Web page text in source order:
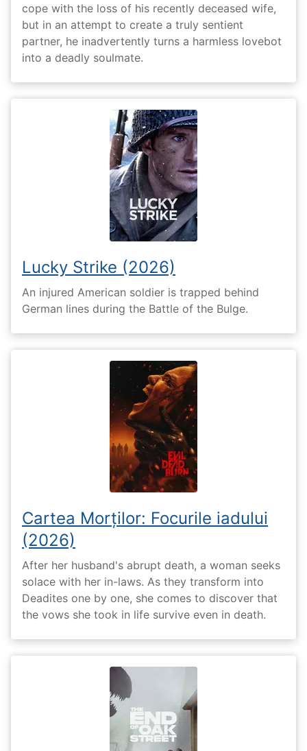
cope with the loss of his recently deceased wife,
but in an attempt to create a truly sentient
partner, he inadvertently turns a harmless lovebot
into a deadly soulmate.
Lucky Strike (2026)
An injured American soldier is trapped behind
German lines during the Battle of the Bulge.
Cartea Morților: Focurile iadului
(2026)
After her husband's abrupt death, a woman seeks
solace with her in-laws. As they transform into
Deadites one by one, she comes to discover that
the vows she took in life survive even in death.